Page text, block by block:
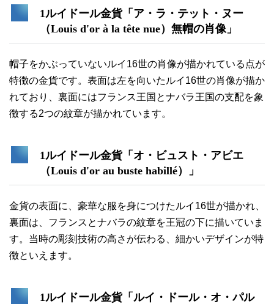
1ルイドール金貨「ア・ラ・テット・ヌー
（Louis d'or à la tête nue）無帽の肖像」
帽子をかぶっていないルイ16世の肖像が描かれている点が
特徴の金貨です。表面は左を向いたルイ16世の肖像が描か
れており、裏面にはフランス王国とナバラ王国の支配を象
徴する2つの紋章が描かれています。
1ルイドール金貨「オ・ビュスト・アビエ
（Louis d'or au buste habillé）」
金貨の表面に、豪華な服を身につけたルイ16世が描かれ、
裏面は、フランスとナバラの紋章を王冠の下に描いていま
す。当時の彫刻技術の高さが伝わる、細かいデザインが特
徴といえます。
1ルイドール金貨「ルイ・ドール・オ・パル